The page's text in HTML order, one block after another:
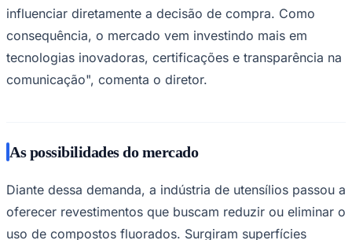
Palmeiras
influenciar diretamente a decisão de compra. Como
consequência, o mercado vem investindo mais em
tecnologias inovadoras, certificações e transparência na
comunicação", comenta o diretor.
As possibilidades do mercado
Diante dessa demanda, a indústria de utensílios passou a
oferecer revestimentos que buscam reduzir ou eliminar o
uso de compostos fluorados. Surgiram superfícies